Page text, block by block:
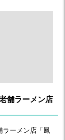
舗ラーメン店